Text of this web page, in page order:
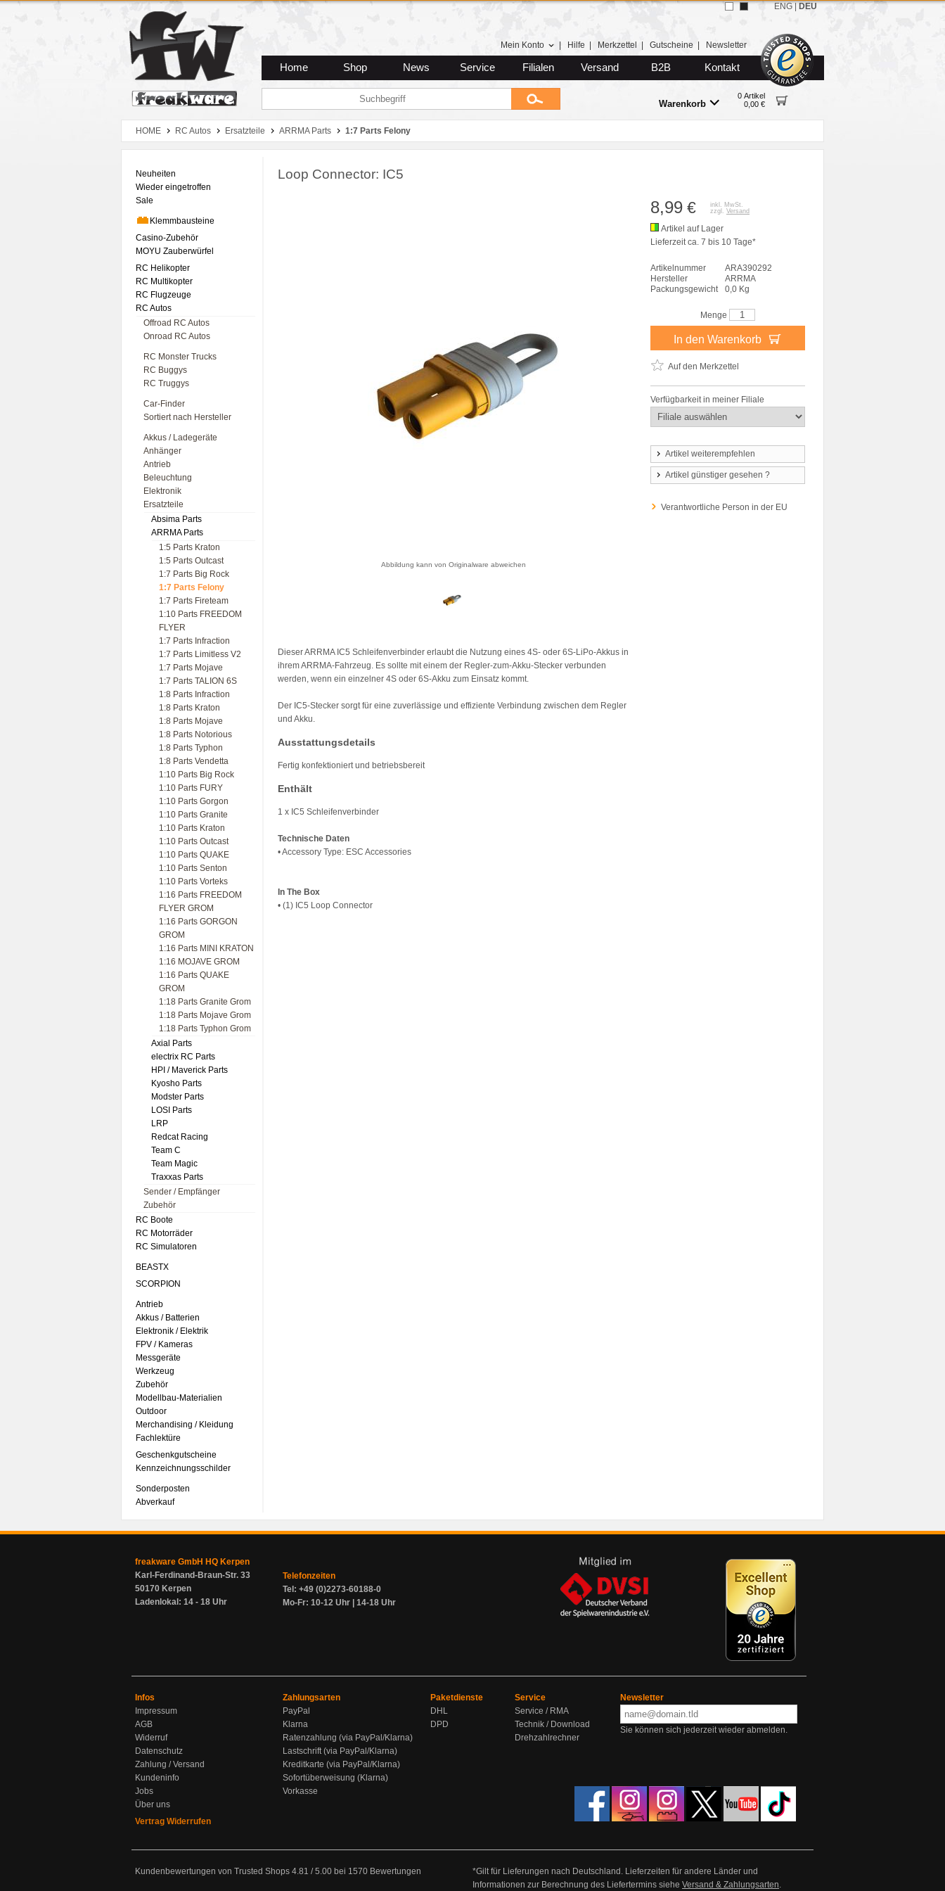
Zum Hauptmenue
Zum Seiteninhalt
Zum Warenkob
Mein Konto Hilfe Merkzettel Gutscheine Newsletter
Home Shop News Service Filialen Versand B2B Kontakt
Warenkorb
0 Artikel
0,00 €
ENG DEU
HOME RC Autos Ersatzteile ARRMA Parts 1:7 Parts Felony
Neuheiten
Wieder eingetroffen
Sale
Klemmbausteine
Casino-Zubehör
MOYU Zauberwürfel
RC Helikopter
RC Multikopter
RC Flugzeuge
RC Autos
Offroad RC Autos
Onroad RC Autos
RC Monster Trucks
RC Buggys
RC Truggys
Car-Finder
Sortiert nach Hersteller
Akkus / Ladegeräte
Anhänger
Antrieb
Beleuchtung
Elektronik
Ersatzteile
Absima Parts
ARRMA Parts
1:5 Parts Kraton
1:5 Parts Outcast
1:7 Parts Big Rock
1:7 Parts Felony
1:7 Parts Fireteam
1:10 Parts FREEDOM
FLYER
1:7 Parts Infraction
1:7 Parts Limitless V2
1:7 Parts Mojave
1:7 Parts TALION 6S
1:8 Parts Infraction
1:8 Parts Kraton
1:8 Parts Mojave
1:8 Parts Notorious
1:8 Parts Typhon
1:8 Parts Vendetta
1:10 Parts Big Rock
1:10 Parts FURY
1:10 Parts Gorgon
1:10 Parts Granite
1:10 Parts Kraton
1:10 Parts Outcast
1:10 Parts QUAKE
1:10 Parts Senton
1:10 Parts Vorteks
1:16 Parts FREEDOM
FLYER GROM
1:16 Parts GORGON
GROM
1:16 Parts MINI KRATON
1:16 MOJAVE GROM
1:16 Parts QUAKE
GROM
1:18 Parts Granite Grom
1:18 Parts Mojave Grom
1:18 Parts Typhon Grom
Axial Parts
electrix RC Parts
HPI / Maverick Parts
Kyosho Parts
Modster Parts
LOSI Parts
LRP
Redcat Racing
Team C
Team Magic
Traxxas Parts
Sender / Empfänger
Zubehör
RC Boote
RC Motorräder
RC Simulatoren
BEASTX
SCORPION
Antrieb
Akkus / Batterien
Elektronik / Elektrik
FPV / Kameras
Messgeräte
Werkzeug
Zubehör
Modellbau-Materialien
Outdoor
Merchandising / Kleidung
Fachlektüre
Geschenkgutscheine
Kennzeichnungsschilder
Sonderposten
Abverkauf
Loop Connector: IC5
Abbildung kann von Originalware abweichen
Dieser ARRMA IC5 Schleifenverbinder erlaubt die Nutzung eines 4S- oder 6S-LiPo-Akkus in
ihrem ARRMA-Fahrzeug. Es sollte mit einem der Regler-zum-Akku-Stecker verbunden
werden, wenn ein einzelner 4S oder 6S-Akku zum Einsatz kommt.
Der IC5-Stecker sorgt für eine zuverlässige und effiziente Verbindung zwischen dem Regler
und Akku.
Ausstattungsdetails
Fertig konfektioniert und betriebsbereit
Enthält
1 x IC5 Schleifenverbinder
Technische Daten
• Accessory Type: ESC Accessories
In The Box
• (1) IC5 Loop Connector
8,99 €
inkl. MwSt.
zzgl. Versand
Artikel auf Lager
Lieferzeit ca. 7 bis 10 Tage*
Artikelnummer
ARA390292
Hersteller
ARRMA
Packungsgewicht
0,0 Kg
Menge
In den Warenkorb
Auf den Merkzettel
Verfügbarkeit in meiner Filiale
Artikel weiterempfehlen
Artikel günstiger gesehen ?
Verantwortliche Person in der EU
freakware GmbH HQ Kerpen
Karl-Ferdinand-Braun-Str. 33
50170 Kerpen
Ladenlokal: 14 - 18 Uhr
Telefonzeiten
Tel: +49 (0)2273-60188-0
Mo-Fr: 10-12 Uhr | 14-18 Uhr
Infos
Impressum
AGB
Widerruf
Datenschutz
Zahlung / Versand
Kundeninfo
Jobs
Über uns
Vertrag Widerrufen
Zahlungsarten
PayPal
Klarna
Ratenzahlung (via PayPal/Klarna)
Lastschrift (via PayPal/Klarna)
Kreditkarte (via PayPal/Klarna)
Sofortüberweisung (Klarna)
Vorkasse
Paketdienste
DHL
DPD
Service
Service / RMA
Technik / Download
Drehzahlrechner
Newsletter
Sie können sich jederzeit wieder abmelden.
Kundenbewertungen von Trusted Shops 4.81 /5.00 bei 1570 Bewertungen
*Gilt für Lieferungen nach Deutschland. Lieferzeiten für andere Länder und
Informationen zur Berechnung des Liefertermins siehe Versand & Zahlungsarten.